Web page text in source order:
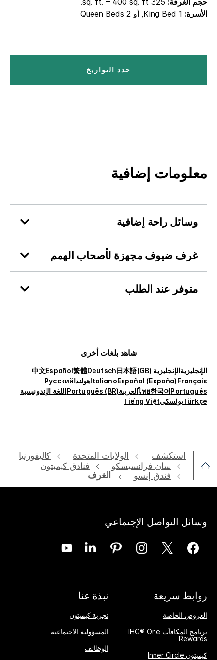
الأسرة: 1 King Bed, أو 2 Queen Beds
حدد التواريخ
معلومات إضافية
وسائل راحة إضافية
غرف ضيوف مجهزة لأصحاب الهمم
متوفر عند الطلب
شاهد بلغات أخرى
الإنجليزيةالإنجليزية (GB) 日本語
Deutsch
繁體
Español
中文
Français
Español (España)
ItalianoهولنداРусский
Português
한국어
ไทยالعربيةPortuguês (BR)اللغة الإندونيسية
TürkçeبولسكيTiếng Việt
استكشف الولايات المتحدة
كاليفورنيا
‫سان فرانسيسكو‬
فنادق كيمبتون
فندق إنسو
الغرف
وسائل التواصل الإجتماعي
روابط سريعة
العروض الخاصة
برنامج المكافآت IHG® One
Rewards
كيمبتون Inner Circle
نبذة عنا
تجربة كيمبتون
المسؤولية الاجتماعية
الوظائف